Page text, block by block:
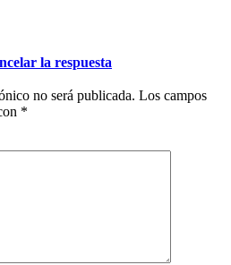
la respuesta
no será publicada. Los campos
*